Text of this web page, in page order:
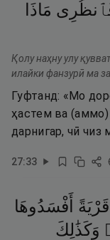
مَاذَا
Қолу наҳну улу
илайки фанзурӣ ма
Гуфтанд: «Мо
ҳастем ва (аммо)
дарнигар, чӣ чиз
27:33
قَرْيَةً أَفْسَدُوهَا
وَكَذَٰلِكَ